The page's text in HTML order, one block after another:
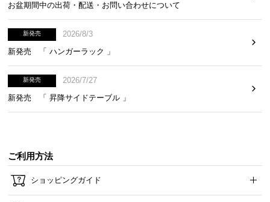
お盆期間中の出荷・配送・お問い合わせについて
新発売
2026/8/3
新発売 「 ハンガーラック 」
新発売
2026/7/27
新発売 「 昇降サイドテーブル 」
ご利用方法
ショッピングガイド